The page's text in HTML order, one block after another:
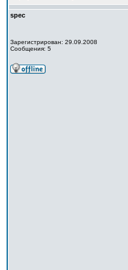
spec
Зарегистрирован: 29.09.2008
Сообщения: 5